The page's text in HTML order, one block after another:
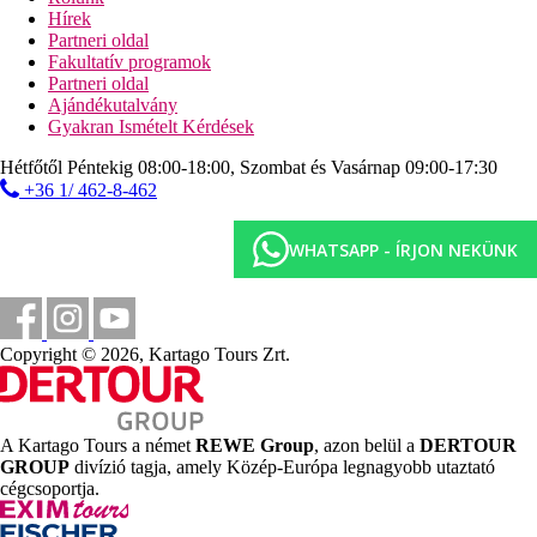
szeptemberig) található.
Standard Junior lakosztály (tengerpart):
A szobákban ingyenes gyermekágy, központi fűtés, ingyenes
internet, ingyenes széf és síkképernyős műholdas TV, valamint
egyénileg szabályozható légkondicionáló (júniustól
Standard szoba:
(ingyenes), síkképernyős műholdas TV-vel és egyénileg
szabályozható légkondicionálóval (júniustól szeptemberig)
felszereltek. Méret: kb. 20 m².
Superior lakosztály (tengerre néző kilátással, erkéllyel vagy
terasszal):
A szobákban ingyenes gyermekágy, központi fűtés, ingyenes
internet, ingyenes széf és síkképernyős műholdas TV, valamint
egyénileg szabályozható légkondicionáló (júniustól
szeptemberig) található.
Távolságok
2,5 km
Hírek
Partneri oldal
Fakultatív programok
Partneri oldal
Ajándékutalvány
Gyakran Ismételt Kérdések
Hétfőtől Péntekig 08:00-18:00, Szombat és Vasárnap 09:00-17:30
+36 1/ 462-8-462
WHATSAPP - ÍRJON NEKÜNK
Copyright © 2026, Kartago Tours Zrt.
A Kartago Tours a német REWE Group, azon belül a DERTOUR
GROUP divízió tagja, amely Közép-Európa legnagyobb utaztató
cégcsoportja.